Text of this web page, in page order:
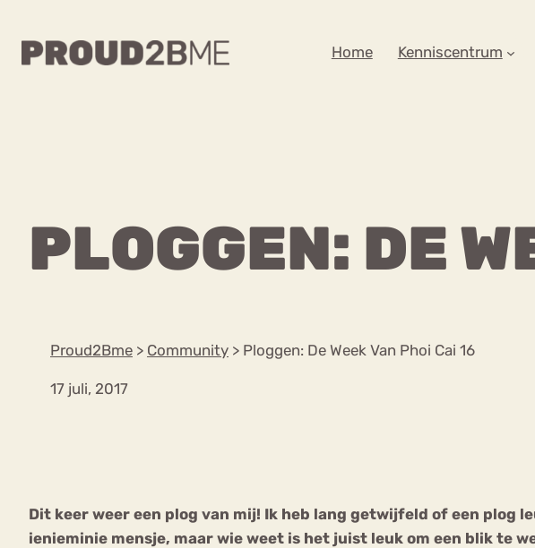
Home Kenniscentrum
PLOGGEN: DE
Proud2Bme > Community > Ploggen: De Week Van Phoi Cai 16
17 juli, 2017
Dit keer weer een plog van mij! Ik heb lang getwijfeld of een plog
ienieminie mensje, maar wie weet is het juist leuk om een blik te
Content
Over ons
WAAR BEN JE NAAR OP
Over proud2bme
Vacatures
Privacyverklaring